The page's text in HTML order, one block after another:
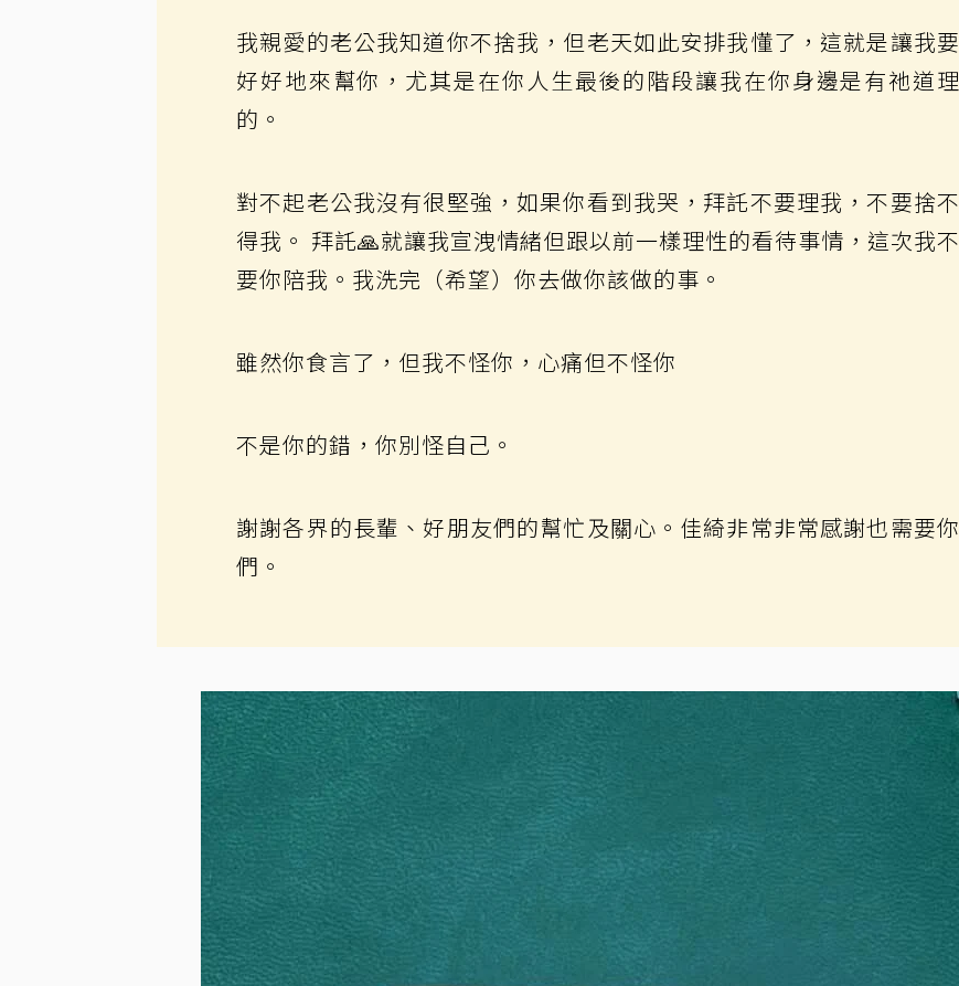
我親愛的老公我知道你不捨我，但老天如此安排我懂了，這就是讓我要
好好地來幫你，尤其是在你人生最後的階段讓我在你身邊是有祂道理
的。
對不起老公我沒有很堅強，如果你看到我哭，拜託不要理我，不要捨不
得我。 拜託🙏就讓我宣洩情緒但跟以前一樣理性的看待事情，這次我不
要你陪我。我洗完（希望）你去做你該做的事。
雖然你食言了，但我不怪你，心痛但不怪你
不是你的錯，你別怪自己。
謝謝各界的長輩、好朋友們的幫忙及關心。佳綺非常非常感謝也需要你
們。